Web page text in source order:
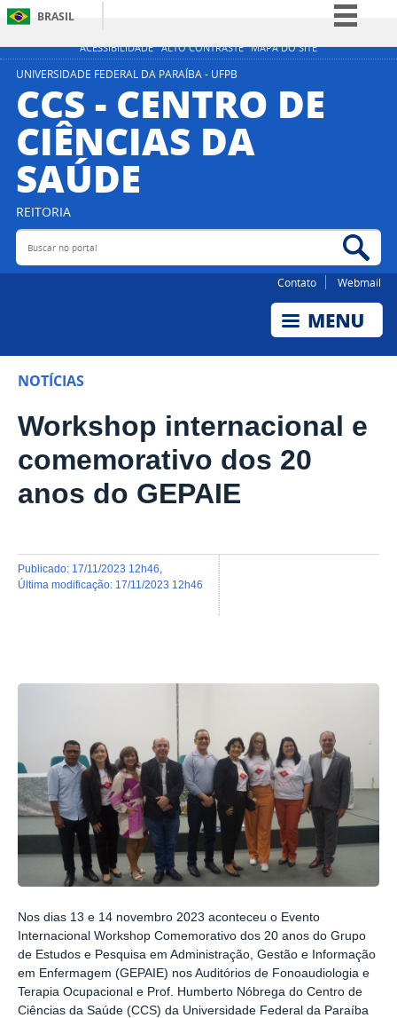
ACESSIBILIDADE ALTO CONTRASTE MAPA DO SITE
BRASIL
Simplifique!
Participe
Acesso à informação
Legislação
UNIVERSIDADE FEDERAL DA PARAÍBA - UFPB
CCS - CENTRO DE
CIÊNCIAS DA
SAÚDE
REITORIA
Buscar no portal
Contato Webmail
NOTÍCIAS
Workshop internacional e
comemorativo dos 20
anos do GEPAIE
publicado: 17/11/2023 12h46
última modificação: 17/11/2023 12h46
Nos dias 13 e 14 novembro 2023 aconteceu o Evento
Internacional Workshop Comemorativo dos 20 anos do Grupo
de Estudos e Pesquisa em Administração, Gestão e Informação
em Enfermagem (GEPAIE) nos Auditórios de Fonoaudiologia e
Terapia Ocupacional e Prof. Humberto Nóbrega do Centro de
Ciências da Saúde (CCS) da Universidade Federal da Paraíba